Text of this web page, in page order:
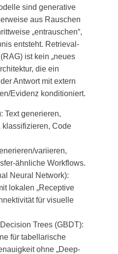
sind generative
aus Rauschen
„entrauschen“,
entsteht. Retrieval-
ist kein „neues
die ein
Antwort mit extern
Evidenz konditioniert.
Text generieren,
klassifizieren, Code
variieren,
ähnliche Workflows.
Neural Network):
lokalen „Receptive
für visuelle
Trees (GBDT):
für tabellarische
ohne „Deep-